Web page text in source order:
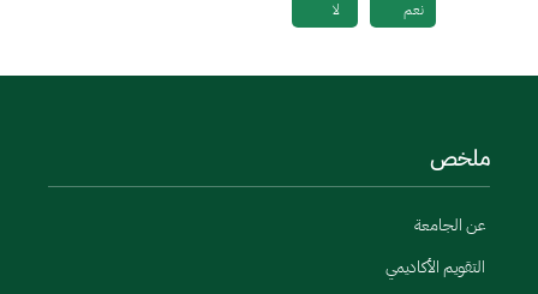
نعم لا
ملخص
عن الجامعة
التقويم الأكاديمي